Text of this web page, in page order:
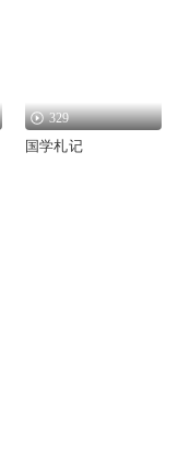
329
国学札记